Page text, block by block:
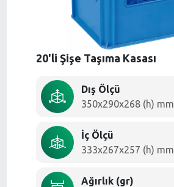
20'li Şişe Taşıma Kasası
Dış Ölçü
350x290x268 (h) mm
İç Ölçü
333x267x257 (h) mm
Ağırlık (gr)